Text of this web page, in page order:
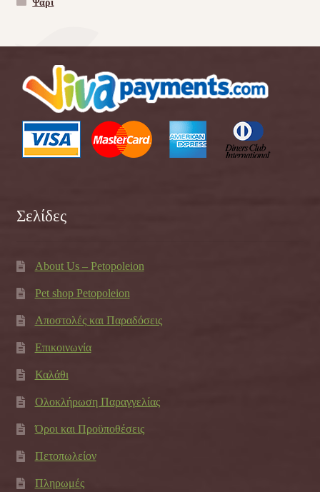
Ψάρι
Σελίδες
About Us – Petopoleion
Pet shop Petopoleion
Αποστολές και Παραδόσεις
Επικοινωνία
Καλάθι
Ολοκλήρωση Παραγγελίας
Όροι και Προϋποθέσεις
Πετοπωλείον
Πληρωμές